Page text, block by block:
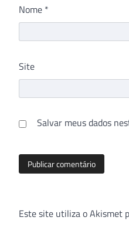
Nome *
Site
Salvar meus dados
Este site utiliza o Akismet